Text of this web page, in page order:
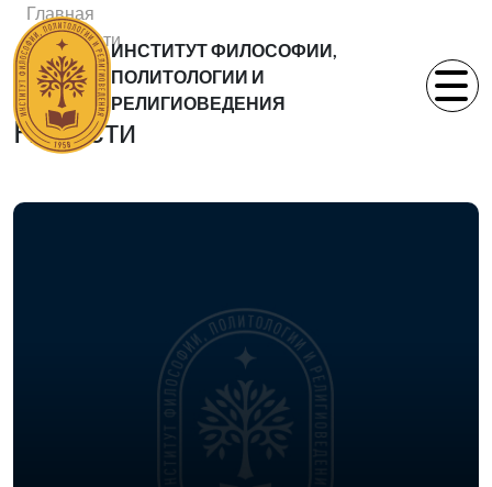
ИНСТИТУТ ФИЛОСОФИИ,
ПОЛИТОЛОГИИ И
РЕЛИГИОВЕДЕНИЯ
Главная
Новости
Статьи
Новости